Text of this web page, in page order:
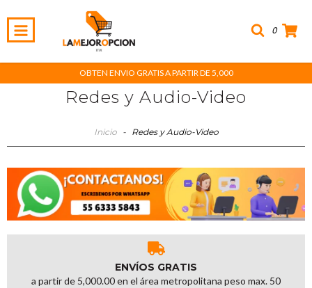
0
OBTEN ENVIO GRATIS A PARTIR DE 5,000
Redes y Audio-Video
Inicio - Redes y Audio-Video
ENVÍOS GRATIS
a partir de 5,000.00 en el área metropolitana peso max. 50